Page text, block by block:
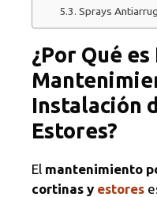
Sprays
¿Por Qué
Instalación
Estores?
El mantenimiento
cortinas y estores